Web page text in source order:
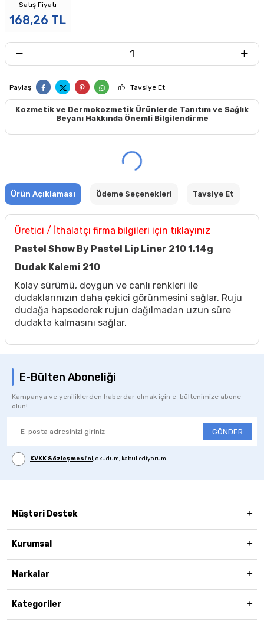
Satış Fiyatı
168,26 TL
Paylaş Tavsiye Et
Kozmetik ve Dermokozmetik Ürünlerde Tanıtım ve Sağlık
Beyanı Hakkında Önemli Bilgilendirme
Ürün Açıklaması Ödeme Seçenekleri Tavsiye Et
Üretici / İthalatçı firma bilgileri için tıklayınız
Pastel Show By Pastel Lip Liner 210 1.14g
Dudak Kalemi 210
Kolay sürümü, doygun ve canlı renkleri ile
dudaklarınızın daha çekici görünmesini sağlar. Ruju
dudağa hapsederek rujun dağılmadan uzun süre
dudakta kalmasını sağlar.
E-Bülten Aboneliği
Kampanya ve yeniliklerden haberdar olmak için e-bültenimize abone
olun!
GÖNDER
KVKK Sözleşmesi'ni, okudum, kabul ediyorum.
Müşteri Destek
Kurumsal
Markalar
Kategoriler